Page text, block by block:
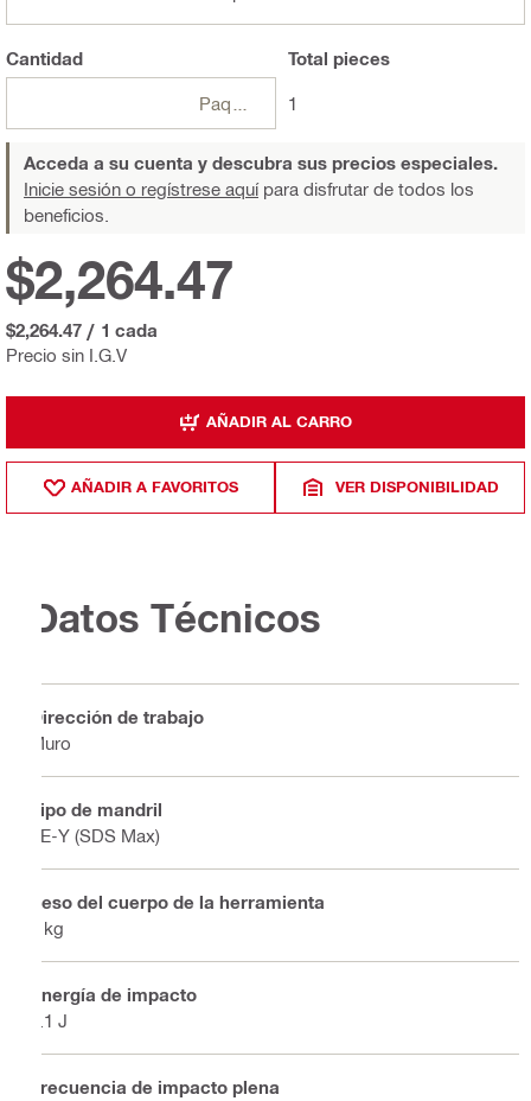
Cantidad Total pieces
1
Acceda a su cuenta y descubra sus precios especiales.
Inicie sesión o regístrese aquípara disfrutar de todos los
beneficios.
Precio sin I.G.V
$2,264.47
$2,264.47 / 1 cada
AÑADIR AL CARRO
AÑADIR A FAVORITOS VER DISPONIBILIDAD
Datos Técnicos
Dirección de trabajo
Muro
Tipo de mandril
TE-Y (SDS Max)
Peso del cuerpo de la herramienta
6 kg
Energía de impacto
8.1 J
Frecuencia de impacto plena